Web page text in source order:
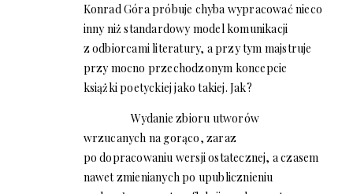
Konrad Góra próbuje chyba wypracować nieco
inny niż standardowy model komunikacji
z odbiorcami literatury, a przy tym majstruje
przy mocno przechodzonym koncepcie
książki poetyckiej jako takiej. Jak?
Wydanie zbioru utworów
wrzucanych na gorąco, zaraz
po dopracowaniu wersji ostatecznej, a czasem
nawet zmienianych po upublicznieniu